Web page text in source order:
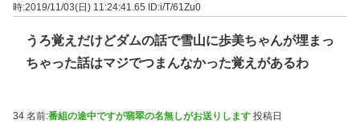
時:2019/11/03(日) 11:24:41.65
ID:i/T/61Zu0
うろ覚えだけどダムの話で雪山に歩美ちゃんが埋まっ
ちゃった話はマジでつまんなかった覚えがあるわ
34 名前:番組の途中ですが翡翠の名無しがお送りします 投稿日